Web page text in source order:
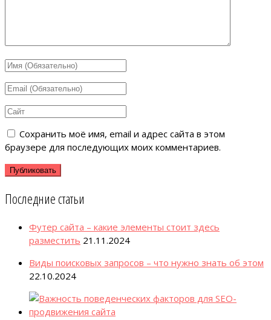
Сохранить моё имя, email и адрес сайта в этом
браузере для последующих моих комментариев.
Последние статьи
Футер сайта – какие элементы стоит здесь
разместить 21.11.2024
Виды поисковых запросов – что нужно знать об этом
22.10.2024